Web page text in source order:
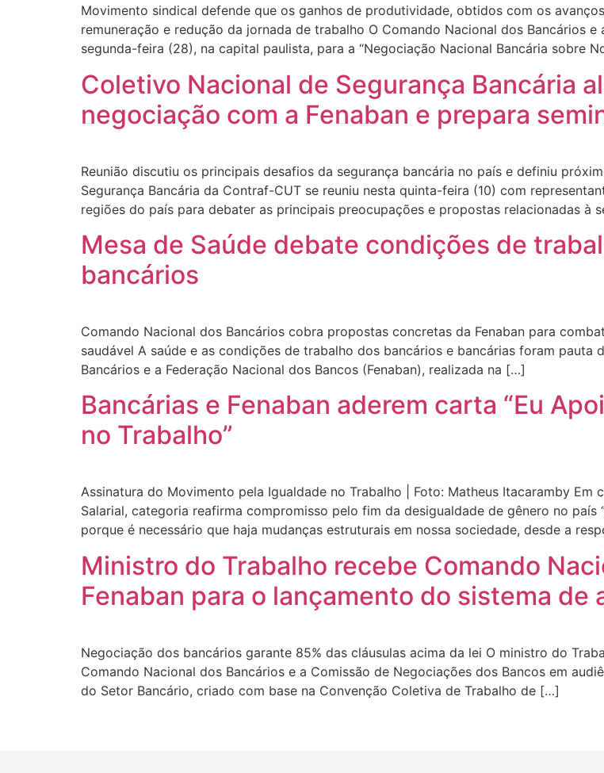
Movimento sindical defende que os ganhos de produtividade, obtidos com os
remuneração e redução da jornada de trabalho O Comando Nacional dos Bancários
segunda-feira (28), na capital paulista, para a “Negociação Nacional Bancária sobre
Coletivo Nacional de Segurança Bancária
negociação com a Fenaban e prepara
Reunião discutiu os principais desafios da segurança bancária no país e definiu
Segurança Bancária da Contraf-CUT se reuniu nesta quinta-feira (10) com
regiões do país para debater as principais preocupações e propostas relacionadas à
Mesa de Saúde debate condições de
bancários
Comando Nacional dos Bancários cobra propostas concretas da Fenaban para
saudável A saúde e as condições de trabalho dos bancários e bancárias foram pauta
Bancários e a Federação Nacional dos Bancos (Fenaban), realizada na […]
Bancárias e Fenaban aderem carta “Eu
no Trabalho”
Assinatura do Movimento pela Igualdade no Trabalho | Foto: Matheus Itacaramby Em
Salarial, categoria reafirma compromisso pelo fim da desigualdade de gênero no país
porque é necessário que haja mudanças estruturais em nossa sociedade, desde a
Ministro do Trabalho recebe Comando
Fenaban para o lançamento do sistema
Negociação dos bancários garante 85% das cláusulas acima da lei O ministro do
Comando Nacional dos Bancários e a Comissão de Negociações dos Bancos em
do Setor Bancário, criado com base na Convenção Coletiva de Trabalho de […]